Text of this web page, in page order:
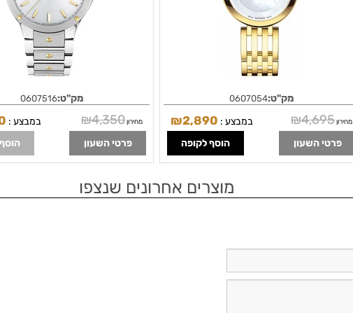
מק"ט:0607054
מחירון ₪4,695 במבצע : ₪2,890
פרטי השעון הוסף לקופה
מק"ט:0607516
מחירון ₪4,350 במבצע :
פרטי השעון
מוצרים אחרונים שנצפו